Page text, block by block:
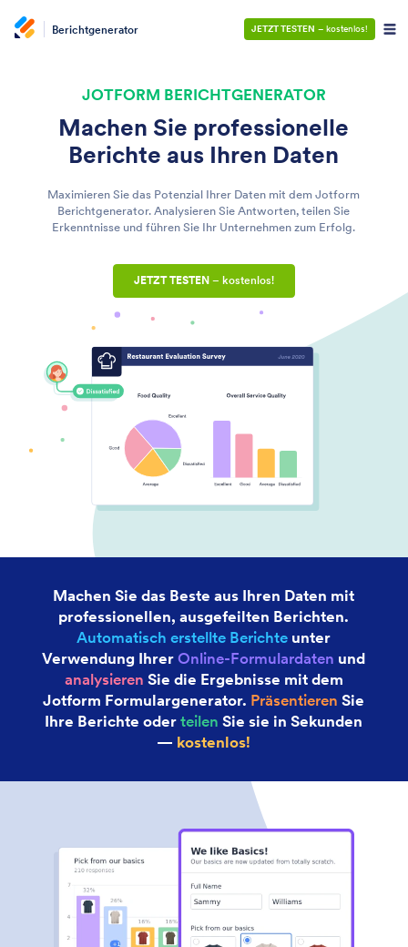
Berichtgenerator JETZT TESTEN – kostenlos!
JOTFORM BERICHTGENERATOR
Machen Sie professionelle
Berichte aus Ihren Daten
Maximieren Sie das Potenzial Ihrer Daten mit dem Jotform
Berichtgenerator. Analysieren Sie Antworten, teilen Sie
Erkenntnisse und führen Sie Ihr Unternehmen zum Erfolg.
JETZT TESTEN– kostenlos!
Machen Sie das Beste aus Ihren Daten mit
professionellen, ausgefeilten Berichten.
Automatisch erstellte Berichte unter
Verwendung IhrerOnline-Formulardaten und
analysieren Sie die Ergebnisse mit dem
Jotform Formulargenerator. Präsentieren Sie
Ihre Berichte oderteilen Sie sie in Sekunden
— kostenlos!